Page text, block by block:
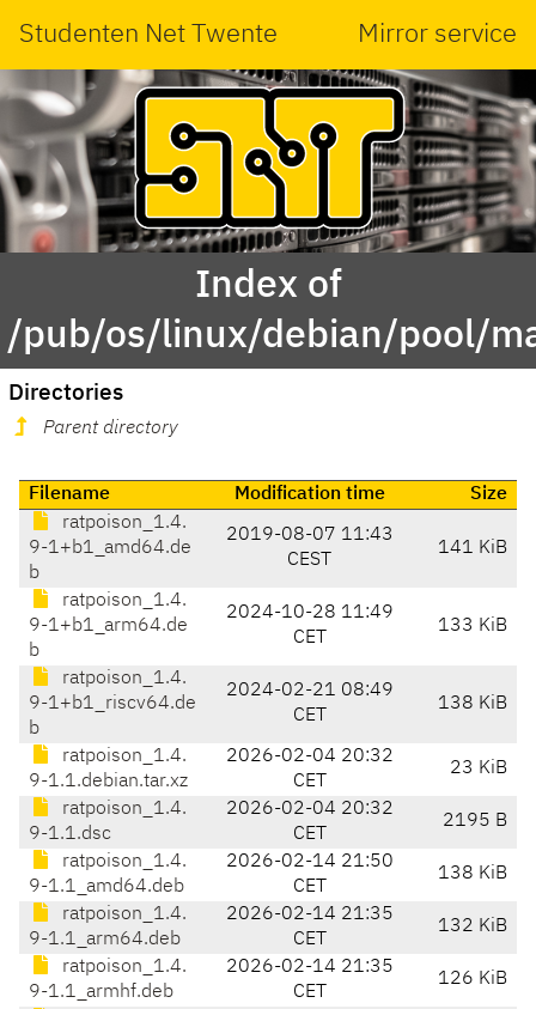
Studenten Net Twente Mirror service
Index of
/pub/os/linux/debian/pool/
Directories
Parent directory
Filename Modification time
Size
ratpoison_1.4.
9-1+b1_amd64.de
b
2019-08-07 11:43
CEST
141 KiB
ratpoison_1.4.
9-1+b1_arm64.de
b
2024-10-28 11:49
CET
133 KiB
ratpoison_1.4.
9-1+b1_riscv64.de
b
2024-02-21 08:49
CET
138 KiB
ratpoison_1.4.
9-1.1.debian.tar.xz
2026-02-04 20:32
CET
23 KiB
ratpoison_1.4.
9-1.1.dsc
2026-02-04 20:32
CET
2195 B
ratpoison_1.4.
9-1.1_amd64.deb
2026-02-14 21:50
CET
138 KiB
ratpoison_1.4.
9-1.1_arm64.deb
2026-02-14 21:35
CET
132 KiB
ratpoison_1.4.
9-1.1_armhf.deb
2026-02-14 21:35
CET
126 KiB